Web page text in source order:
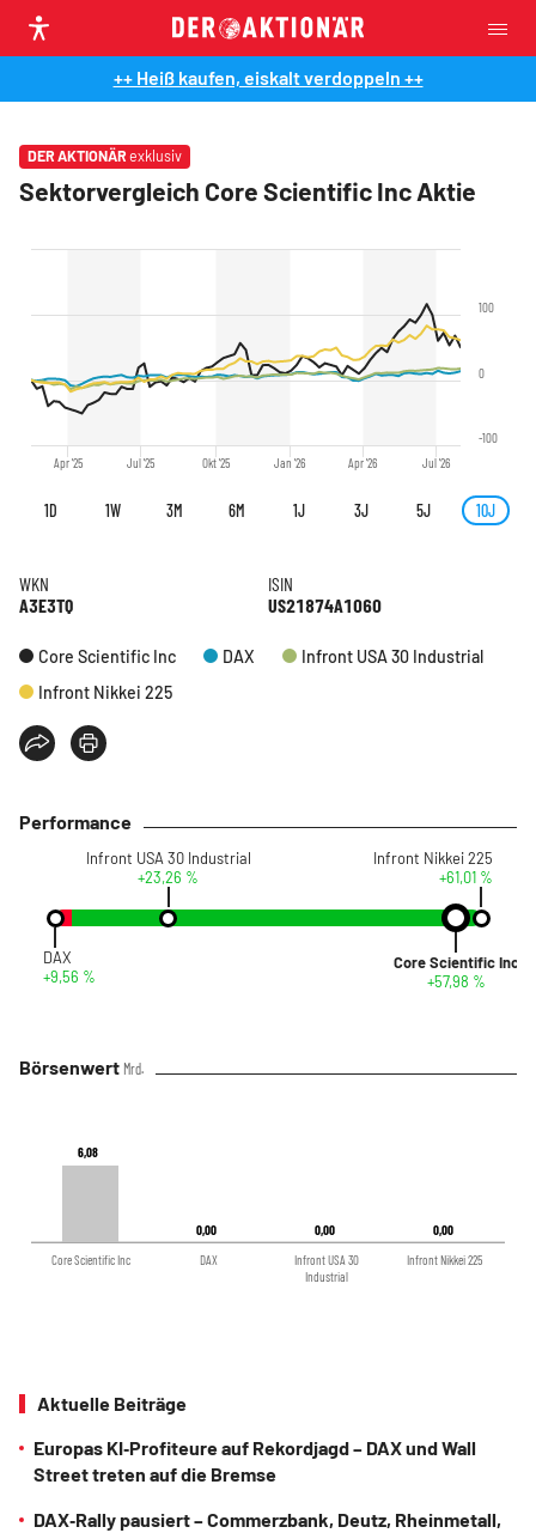
++ Heiß kaufen, eiskalt verdoppeln ++
DER AKTIONÄR exklusiv
Sektorvergleich Core Scientific Inc Aktie
Apr '25 Jul '25 Okt '25 Jan '26 Apr '26 Jul '26
-100
0
100
1D 1W 3M 6M 1J 3J 5J 10J
WKN
A3E3TQ
ISIN
US21874A1060
Core Scientific Inc DAX
Infront USA 30 Industrial
Infront Nikkei 225
Performance
DAX
+9,56 %
Infront USA 30 Industrial
+23,26 %
Core Scientific Inc
+57,98 %
Infront Nikkei 225
+61,01 %
Börsenwert Mrd.
6,08
6,08
0,00
0,00 0,00
0,00 0,00
0,00
Core Scientific Inc
DAX
Infront USA 30
Industrial
Infront Nikkei 225
Aktuelle Beiträge
Europas KI‑Profiteure auf Rekordjagd – DAX und Wall
Street treten auf die Bremse
DAX‑Rally pausiert – Commerzbank, Deutz, Rheinmetall,